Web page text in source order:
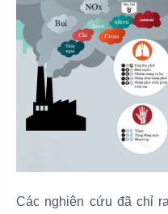
Các nghiên cứu đã chỉ